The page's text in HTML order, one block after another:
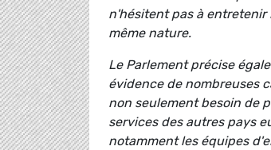
n'hésitent pas à
même nature.
Le Parlement précise
évidence de nombreuses
non seulement besoin de
services des autres pays
notamment les équipes